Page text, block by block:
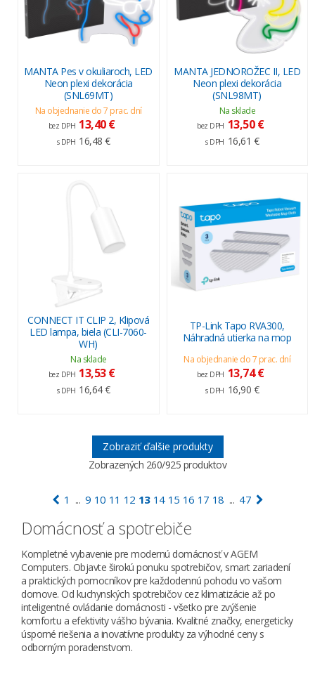
MANTA Pes v okuliaroch, LED
Neon plexi dekorácia
(SNL69MT)
Na objednanie do 7 prac. dní
bez DPH 13,40 €
s DPH 16,48 €
MANTA JEDNOROŽEC II, LED
Neon plexi dekorácia
(SNL98MT)
Na sklade
bez DPH 13,50 €
s DPH 16,61 €
CONNECT IT CLIP 2, Klipová
LED lampa, biela (CLI-7060-
WH)
Na sklade
bez DPH 13,53 €
s DPH 16,64 €
TP-Link Tapo RVA300,
Náhradná utierka na mop
Na objednanie do 7 prac. dní
bez DPH 13,74 €
s DPH 16,90 €
Zobraziť ďalšie produkty
Zobrazených 260/925 produktov
1 ... 9 10 11 12 13 14 15 16 17 18 ... 47
Domácnosť a spotrebiče
Kompletné vybavenie pre modernú domácnosť v AGEM
Computers. Objavte širokú ponuku spotrebičov, smart zariadení
a praktických pomocníkov pre každodennú pohodu vo vašom
domove. Od kuchynských spotrebičov cez klimatizácie až po
inteligentné ovládanie domácnosti - všetko pre zvýšenie
komfortu a efektivity vášho bývania. Kvalitné značky, energeticky
úsporné riešenia a inovatívne produkty za výhodné ceny s
odborným poradenstvom.